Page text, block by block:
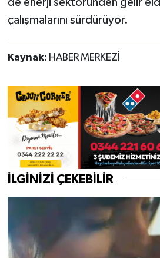
de enerji sektöründen gelir
çalışmalarını sürdürüyor.
Kaynak: HABER MERKEZİ